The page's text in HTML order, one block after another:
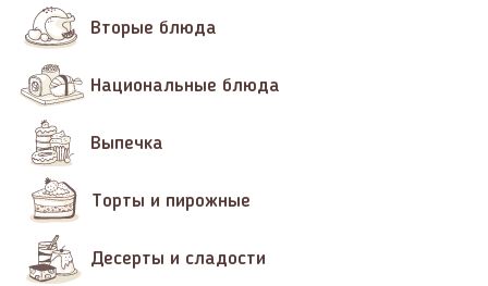
Вторые блюда
Национальные блюда
Выпечка
Торты и пирожные
Десерты и сладости